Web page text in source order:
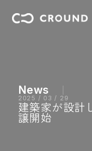
News
2025 / 03 / 29
建築家が設
譲開始